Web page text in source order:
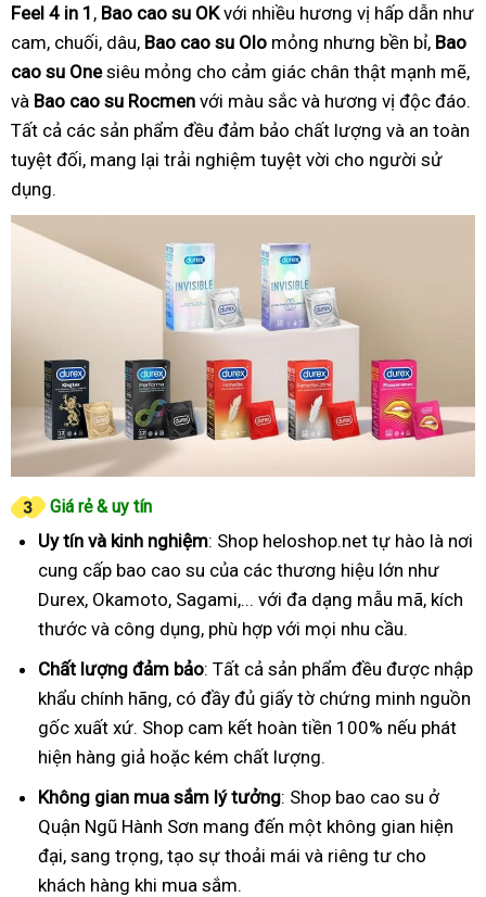
Feel 4 in 1 , Bao cao su OKvới nhiều hương vị hấp dẫn như
cam, chuối, dâu, Bao cao su Olo mỏng nhưng bền bỉ, Bao
cao su Onesiêu mỏng cho cảm giác chân thật mạnh mẽ,
và Bao cao su Rocmen với màu sắc và hương vị độc đáo.
Tất cả các sản phẩm đều đảm bảo chất lượng và an toàn
tuyệt đối, mang lại trải nghiệm tuyệt vời cho người sử
dụng.
Giá rẻ & uy tín
Uy tín và kinh nghiệm: Shop heloshop.net tự hào là nơi
cung cấp bao cao su của các thương hiệu lớn như
Durex, Okamoto, Sagami,... với đa dạng mẫu mã, kích
thước và công dụng, phù hợp với mọi nhu cầu.
Chất lượng đảm bảo: Tất cả sản phẩm đều được nhập
khẩu chính hãng, có đầy đủ giấy tờ chứng minh nguồn
gốc xuất xứ. Shop cam kết hoàn tiền 100% nếu phát
hiện hàng giả hoặc kém chất lượng.
Không gian mua sắm lý tưởng: Shop bao cao su ở
Quận Ngũ Hành Sơn mang đến một không gian hiện
đại, sang trọng, tạo sự thoải mái và riêng tư cho
khách hàng khi mua sắm.